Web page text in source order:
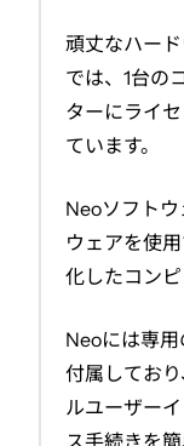
頑丈なハー
では、1台の
ターにライ
ています。
Neoソフト
ウェアを使
化したコン
Neoには専用
付属してお
ルユーザーイ